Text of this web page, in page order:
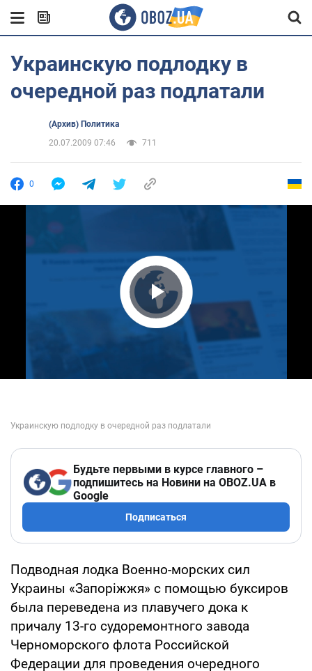
Украинскую подлодку в
очередной раз подлатали
(Архив) Политика
20.07.2009 07:46
711
0
Play Video
Будьте первыми в курсе главного –
подпишитесь на Новини на OBOZ.UA в
Google
Подписаться
Подводная лодка Военно-морских сил
Украины «Запоріжжя» с помощью буксиров
была переведена из плавучего дока к
причалу 13-го судоремонтного завода
Черноморского флота Российской
Федерации для проведения очередного